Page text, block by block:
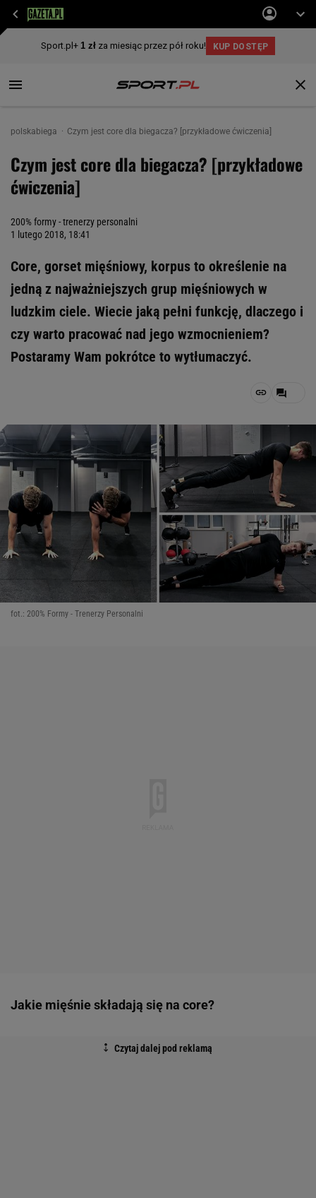
polskabiega Czym jest core dla biegacza? [przykładowe ćwiczenia]
Czym jest core dla biegacza? [przykładowe
ćwiczenia]
200% formy - trenerzy personalni
1 lutego 2018, 18:41
Core, gorset mięśniowy, korpus to określenie na
jedną z najważniejszych grup mięśniowych w
ludzkim ciele. Wiecie jaką pełni funkcję, dlaczego i
czy warto pracować nad jego wzmocnieniem?
Postaramy Wam pokrótce to wytłumaczyć.
fot.: 200% Formy - Trenerzy Personalni
Jakie mięśnie składają się na core?